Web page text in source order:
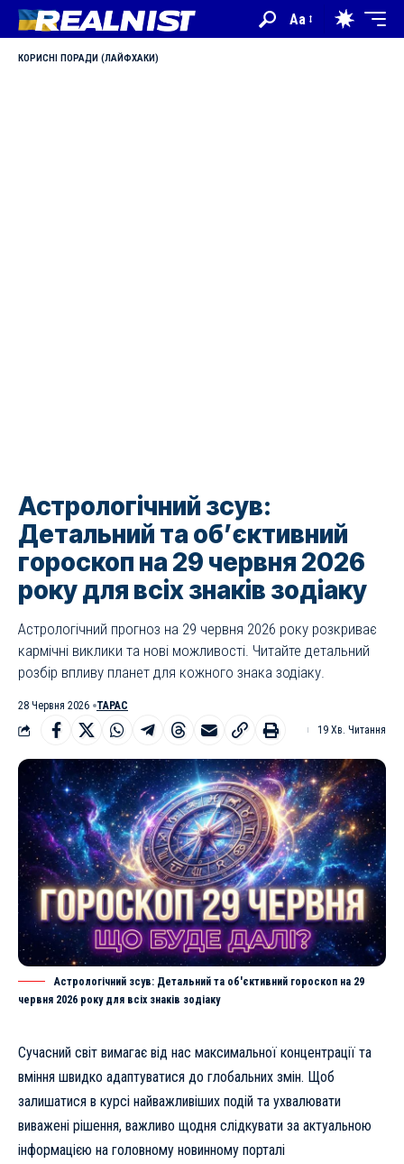
Aa
КОРИСНІ ПОРАДИ (ЛАЙФХАКИ)
Астрологічний зсув:
Детальний та об’єктивний
гороскоп на 29 червня 2026
року для всіх знаків зодіаку
Астрологічний прогноз на 29 червня 2026 року розкриває
кармічні виклики та нові можливості. Читайте детальний
розбір впливу планет для кожного знака зодіаку.
28 Червня 2026
ТАРАС
19 Хв. Читання
Астрологічний зсув: Детальний та об'єктивний гороскоп на 29
червня 2026 року для всіх знаків зодіаку
Сучасний світ вимагає від нас максимальної концентрації та
вміння швидко адаптуватися до глобальних змін. Щоб
залишатися в курсі найважливіших подій та ухвалювати
виважені рішення, важливо щодня слідкувати за актуальною
інформацією на головному новинному порталі